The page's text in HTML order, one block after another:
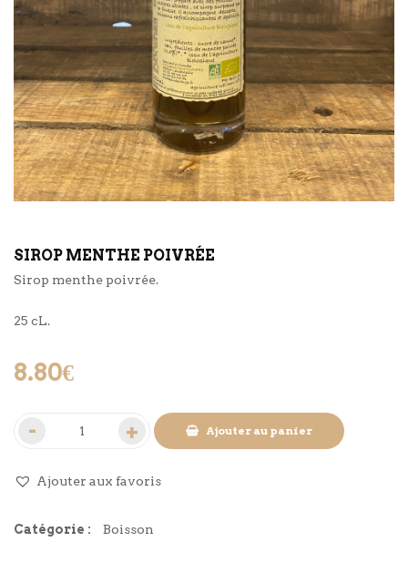
SIROP MENTHE POIVRÉE
Sirop menthe poivrée.
25 cL.
8.80€
Ajouter au panier
Ajouter aux favoris
Catégorie : Boisson